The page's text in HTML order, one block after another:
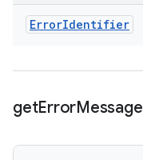
ErrorIdentifier
getErrorMessage